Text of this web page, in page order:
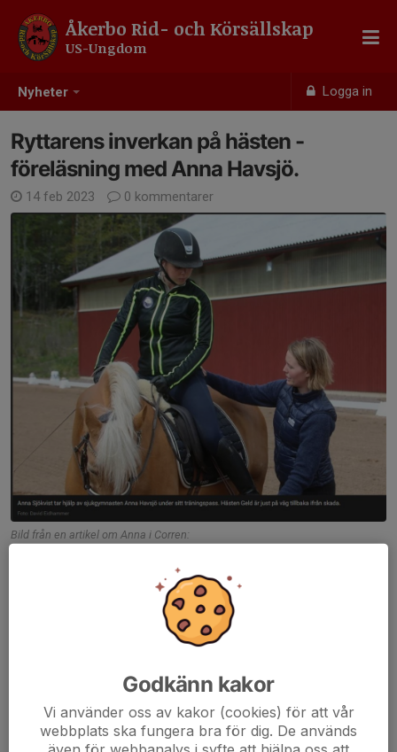
Nyheter Logga in
Åkerbo Rid- och Körsällskap
US-Ungdom
Ryttarens inverkan på hästen -
föreläsning med Anna Havsjö.
14 feb 2023 0 kommentarer
Bild från en artikel om Anna i Corren:
Föreläsningen hålls i Stall Tollstad ridhus den 5 mars kl
fälttävlans uppsutten träning som börjar när vi är klara.
Godkänn kakor
Vi använder oss av kakor (cookies) för att vår
webbplats ska fungera bra för dig. De används